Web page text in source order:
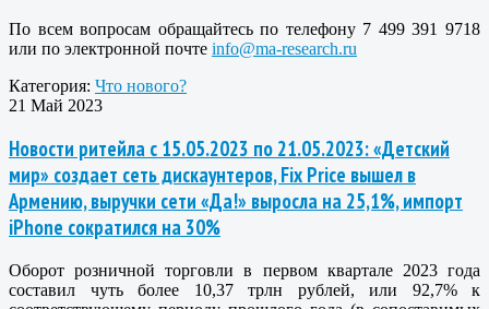
По всем вопросам обращайтесь по телефону 7 499 391 9718
или по электронной почте info@ma-research.ru
Категория: Что нового?
21 Май 2023
Новости ритейла с 15.05.2023 по 21.05.2023: «Детский
мир» создает сеть дискаунтеров, Fix Price вышел в
Армению, выручки сети «Да!» выросла на 25,1%, импорт
iPhone сократился на 30%
Оборот розничной торговли в первом квартале 2023 года
составил чуть более 10,37 трлн рублей, или 92,7% к